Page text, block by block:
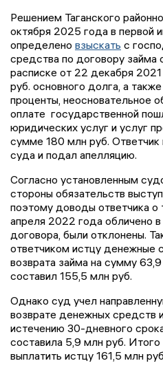
Решением Таганского
октября 2025 года в первой
определено взыскать с
средства по договору
расписке от 22 декабря
руб. основного долга, а также
проценты, неосновательное
оплате государственной
юридических услуг и услуг
сумме 180 млн руб.
суда и подал апелляцию.
Согласно установленным
стороны обязательств
поэтому доводы ответчика о
апреля 2022 года обличено
договора, были отклонены.
ответчиком истцу денежные
возврата займа на сумму
составил 155,5 млн руб.
Однако суд учел
возврате денежных средств
истечению 30-дневного
составила 5,9 млн руб.
выплатить истцу 161,5 млн